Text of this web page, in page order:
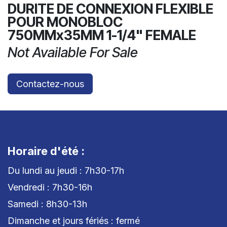
DURITE DE CONNEXION FLEXIBLE
POUR MONOBLOC
750MMx35MM 1-1/4" FEMALE
Not Available For Sale
Contactez-nous
Horaire d'été :
Du lundi au jeudi : 7h30-17h
Vendredi : 7h30-16h
Samedi : 8h30-13h
Dimanche et jours fériés : fermé